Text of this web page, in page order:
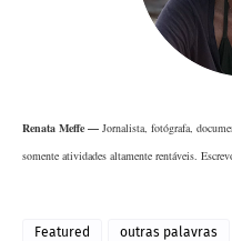
Renata Meffe — Jornalista, fotógrafa,
somente atividades altamente rentáveis.
Featured outras palavras